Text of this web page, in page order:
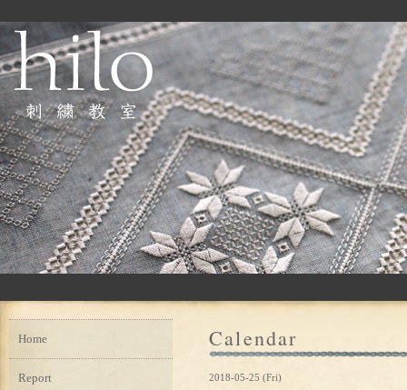
Calendar
2018-05-25 (Fri)
Home
Report